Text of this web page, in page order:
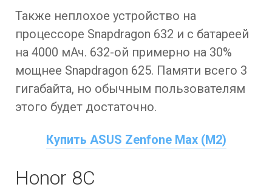
Также неплохое устройство на
процессоре Snapdragon 632 и с батареей
на 4000 мАч. 632-ой примерно на 30%
мощнее Snapdragon 625. Памяти всего 3
гигабайта, но обычным пользователям
этого будет достаточно.
Купить ASUS Zenfone Max (M2)
Honor 8C